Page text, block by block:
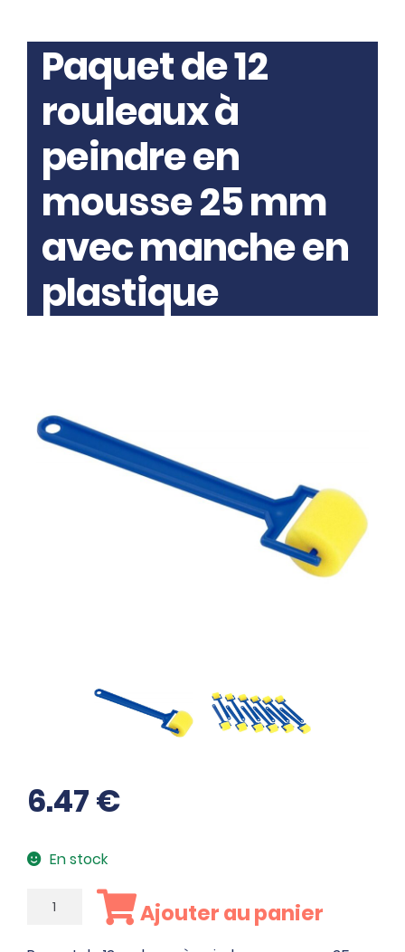
Paquet de 12
rouleaux à
peindre en
mousse 25 mm
avec manche en
plastique
6.47€
En stock
quantité
Ajouter au panier